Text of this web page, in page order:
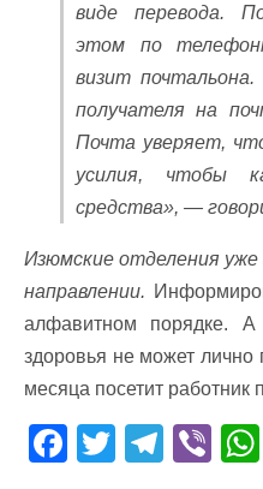
виде перевода.
этом по
визит
получателя на
Почта уверяет,
усилия, чтобы
средства», —
Изюмские отделения
направлении.
алфавитном порядке.
здоровья не может лично
месяца посетит работник
F T T Vi